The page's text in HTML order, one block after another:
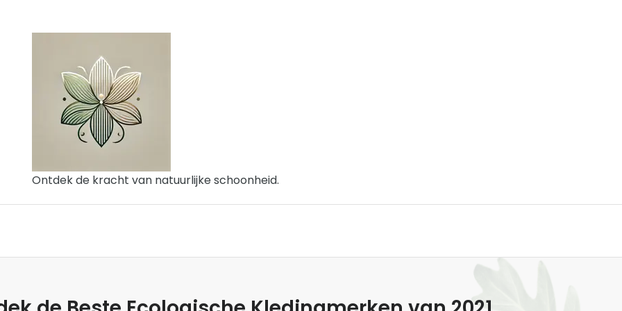
Ontdek de kracht van natuurlijke schoonheid.